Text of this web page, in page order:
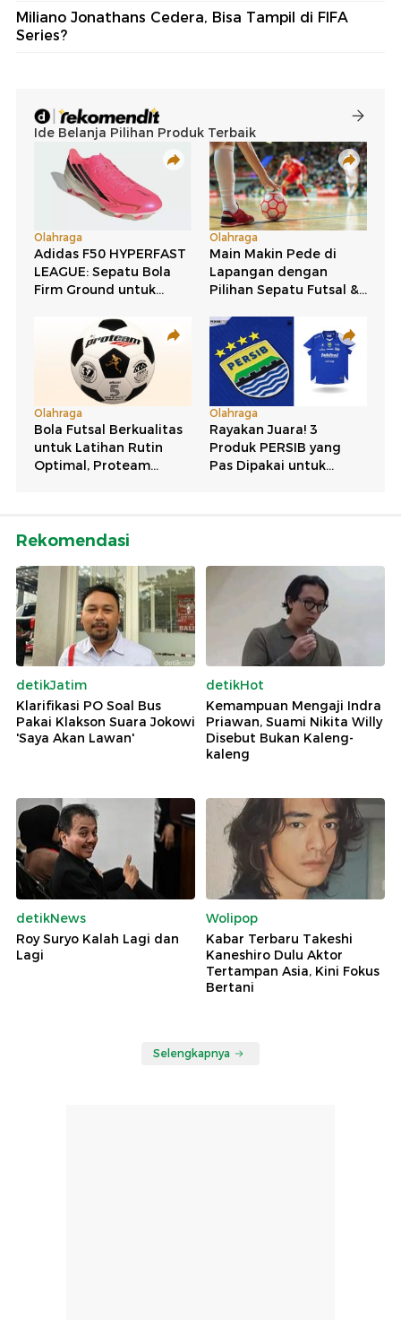
Miliano Jonathans Cedera, Bisa Tampil di FIFA
Series?
Rekomendasi
detikJatim
Klarifikasi PO Soal Bus
Pakai Klakson Suara Jokowi
'Saya Akan Lawan'
detikHot
Kemampuan Mengaji Indra
Priawan, Suami Nikita Willy
Disebut Bukan Kaleng-
kaleng
detikNews
Roy Suryo Kalah Lagi dan
Lagi
Wolipop
Kabar Terbaru Takeshi
Kaneshiro Dulu Aktor
Tertampan Asia, Kini Fokus
Bertani
Selengkapnya